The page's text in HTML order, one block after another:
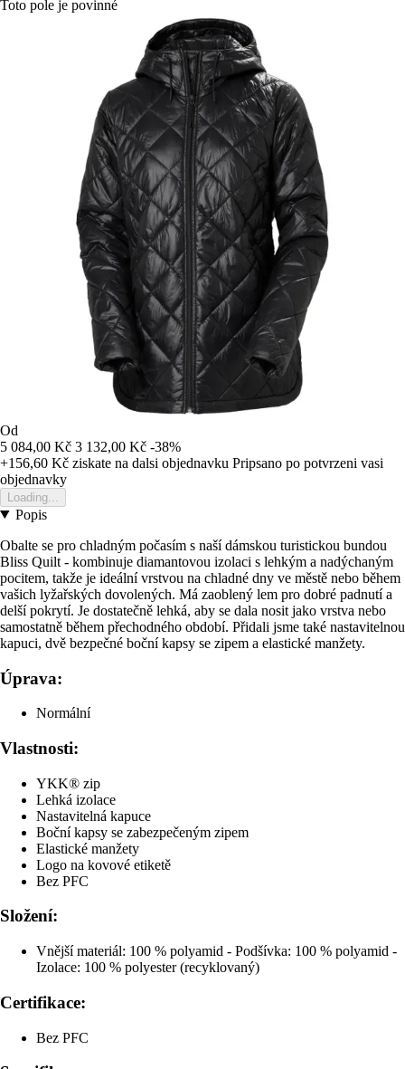
Toto pole je povinné
Od
5 084,00 Kč 3 132,00 Kč -38%
+156,60 Kč ziskate na dalsi objednavku Pripsano po potvrzeni vasi
objednavky
Loading...
Popis
Obalte se pro chladným počasím s naší dámskou turistickou bundou
Bliss Quilt - kombinuje diamantovou izolaci s lehkým a nadýchaným
pocitem, takže je ideální vrstvou na chladné dny ve městě nebo během
vašich lyžařských dovolených. Má zaoblený lem pro dobré padnutí a
delší pokrytí. Je dostatečně lehká, aby se dala nosit jako vrstva nebo
samostatně během přechodného období. Přidali jsme také nastavitelnou
kapuci, dvě bezpečné boční kapsy se zipem a elastické manžety.
Úprava:
Normální
Vlastnosti:
YKK® zip
Lehká izolace
Nastavitelná kapuce
Boční kapsy se zabezpečeným zipem
Elastické manžety
Logo na kovové etiketě
Bez PFC
Složení:
Vnější materiál: 100 % polyamid - Podšívka: 100 % polyamid -
Izolace: 100 % polyester (recyklovaný)
Certifikace:
Bez PFC